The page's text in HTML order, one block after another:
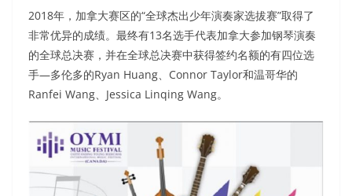
2018年，加拿大赛区的“全球杰出少年演奏家选拔赛”取得了
非常优异的成绩。最终有13名选手代表加拿大参加钢琴演奏
的全球总决赛，并在全球总决赛中获得签约名额的有四位选
手—多伦多的Ryan Huang、Connor Taylor和温哥华的
Ranfei Wang、Jessica Linqing Wang。